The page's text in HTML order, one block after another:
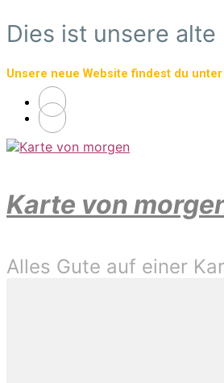
Zum
Hauptinhalt
Dies ist unsere alte
Unsere neue Website findest du unter
Karte von
Alles Gute auf einer